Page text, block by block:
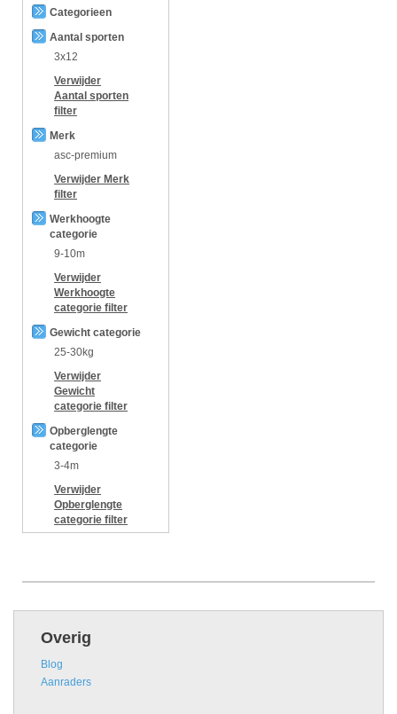
Categorieen
Aantal sporten
3x12
Verwijder
Aantal sporten
filter
Merk
asc-premium
Verwijder Merk
filter
Werkhoogte
categorie
9-10m
Verwijder
Werkhoogte
categorie filter
Gewicht categorie
25-30kg
Verwijder
Gewicht
categorie filter
Opberglengte
categorie
3-4m
Verwijder
Opberglengte
categorie filter
Overig
Blog
Aanraders